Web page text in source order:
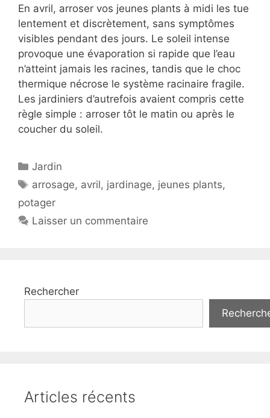
En avril, arroser vos jeunes plants à midi les tue
lentement et discrètement, sans symptômes
visibles pendant des jours. Le soleil intense
provoque une évaporation si rapide que l’eau
n’atteint jamais les racines, tandis que le choc
thermique nécrose le système racinaire fragile.
Les jardiniers d’autrefois avaient compris cette
règle simple : arroser tôt le matin ou après le
coucher du soleil.
Catégories
Jardin
Étiquettes
arrosage, avril, jardinage, jeunes plants,
potager
Laisser un commentaire
Rechercher
Articles récents